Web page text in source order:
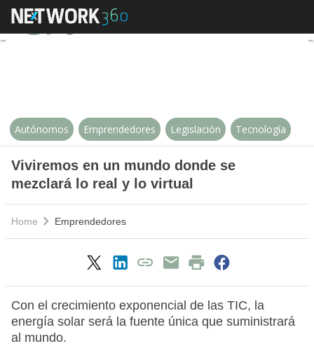
Viviremos en un mundo donde
Autónomos Emprendedores Legislación Tecnología
Viviremos en un mundo donde se
mezclará lo real y lo virtual
Home Emprendedores
Con el crecimiento exponencial de las TIC, la
energía solar será la fuente única que suministrará
al mundo.